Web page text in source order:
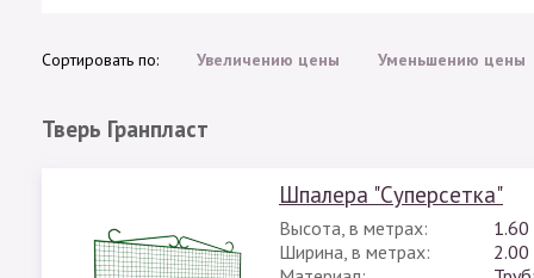
Сортировать по: Увеличению цены Уменьшению цены
Тверь Гранпласт
Шпалера "Суперсетка"
Высота, в метрах:
1.60
Ширина, в метрах:
2.00